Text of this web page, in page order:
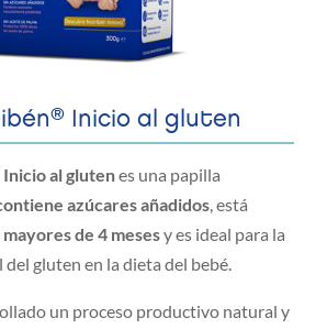
® Inicio al gluten
Inicio al glutenes una papilla
azúcares añadidos, está
mayores de 4 mesesy es ideal para la
gluten en la dieta del bebé.
un proceso productivo natural y